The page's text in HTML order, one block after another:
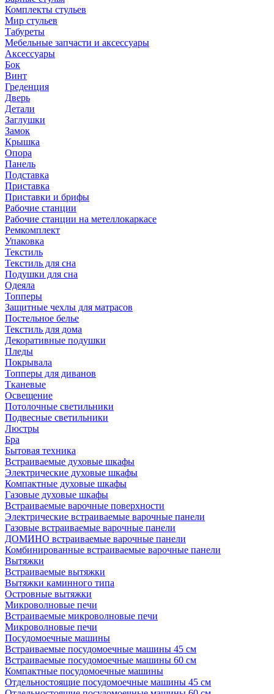
Комплекты стульев
Мир стульев
Табуреты
Мебельные запчасти и аксессуары
Аксессуары
Бок
Винт
Греденция
Дверь
Детали
Заглушки
Замок
Крышка
Опора
Панель
Подставка
Приставка
Приставки и брифы
Рабочие станции
Рабочие станции на метеллокаркасе
Ремкомплект
Упаковка
Текстиль
Текстиль для сна
Подушки для сна
Одеяла
Топперы
Защитные чехлы для матрасов
Постельное белье
Текстиль для дома
Декоративные подушки
Пледы
Покрывала
Топперы для диванов
Тканевые
Освещение
Потолочные светильники
Подвесные светильники
Люстры
Бра
Бытовая техника
Встраиваемые духовые шкафы
Электрические духовые шкафы
Компактные духовые шкафы
Газовые духовые шкафы
Встраиваемые варочные поверхности
Электрические встраиваемые варочные панели
Газовые встраиваемые варочные панели
ДОМИНО встраиваемые варочные панели
Комбинированные встраиваемые варочные панели
Вытяжки
Встраиваемые вытяжки
Вытяжки каминного типа
Островные вытяжки
Микроволновые печи
Встраиваемые микроволновые печи
Микроволновые печи
Посудомоечные машины
Встраиваемые посудомоечные машины 45 см
Встраиваемые посудомоечные машины 60 см
Компактные посудомоечные машины
Отдельностоящие посудомоечные машины 45 см